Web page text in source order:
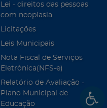
Lei - direitos das pessoas
com neoplasia
Licitações
Leis Municipais
Nota Fiscal de Serviços
Eletrônica(NFS-e)
Relatório de Avaliação -
Plano Municipal de
Educação